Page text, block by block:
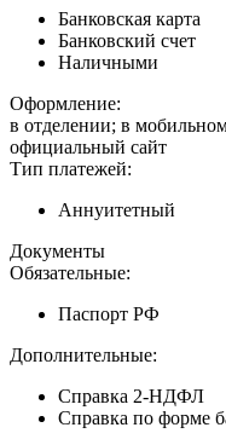
Банковская карта
Банковский счет
Наличными
Оформление:
в отделении; в
официальный сайт
Тип платежей:
Аннуитетный
Документы
Обязательные:
Паспорт РФ
Дополнительные:
Справка 2-НДФЛ
Справка по форме